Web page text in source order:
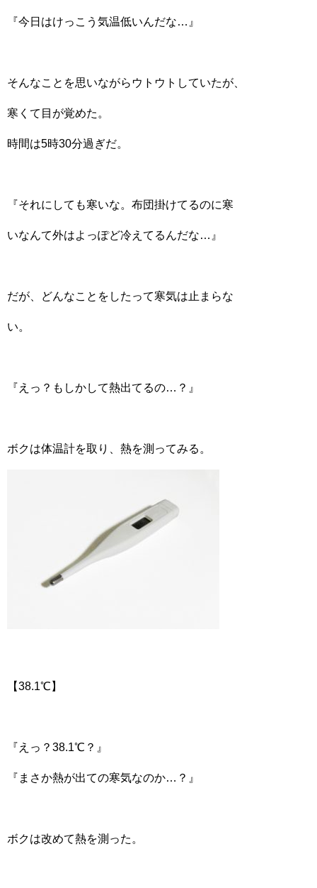
『今日はけっこう気温低いんだな…』
そんなことを思いながらウトウトしていたが、
寒くて目が覚めた。
時間は5時30分過ぎだ。
『それにしても寒いな。布団掛けてるのに寒
いなんて外はよっぽど冷えてるんだな…』
だが、どんなことをしたって寒気は止まらな
い。
『えっ？もしかして熱出てるの…？』
ボクは体温計を取り、熱を測ってみる。
【38.1℃】
『えっ？38.1℃？』
『まさか熱が出ての寒気なのか…？』
ボクは改めて熱を測った。